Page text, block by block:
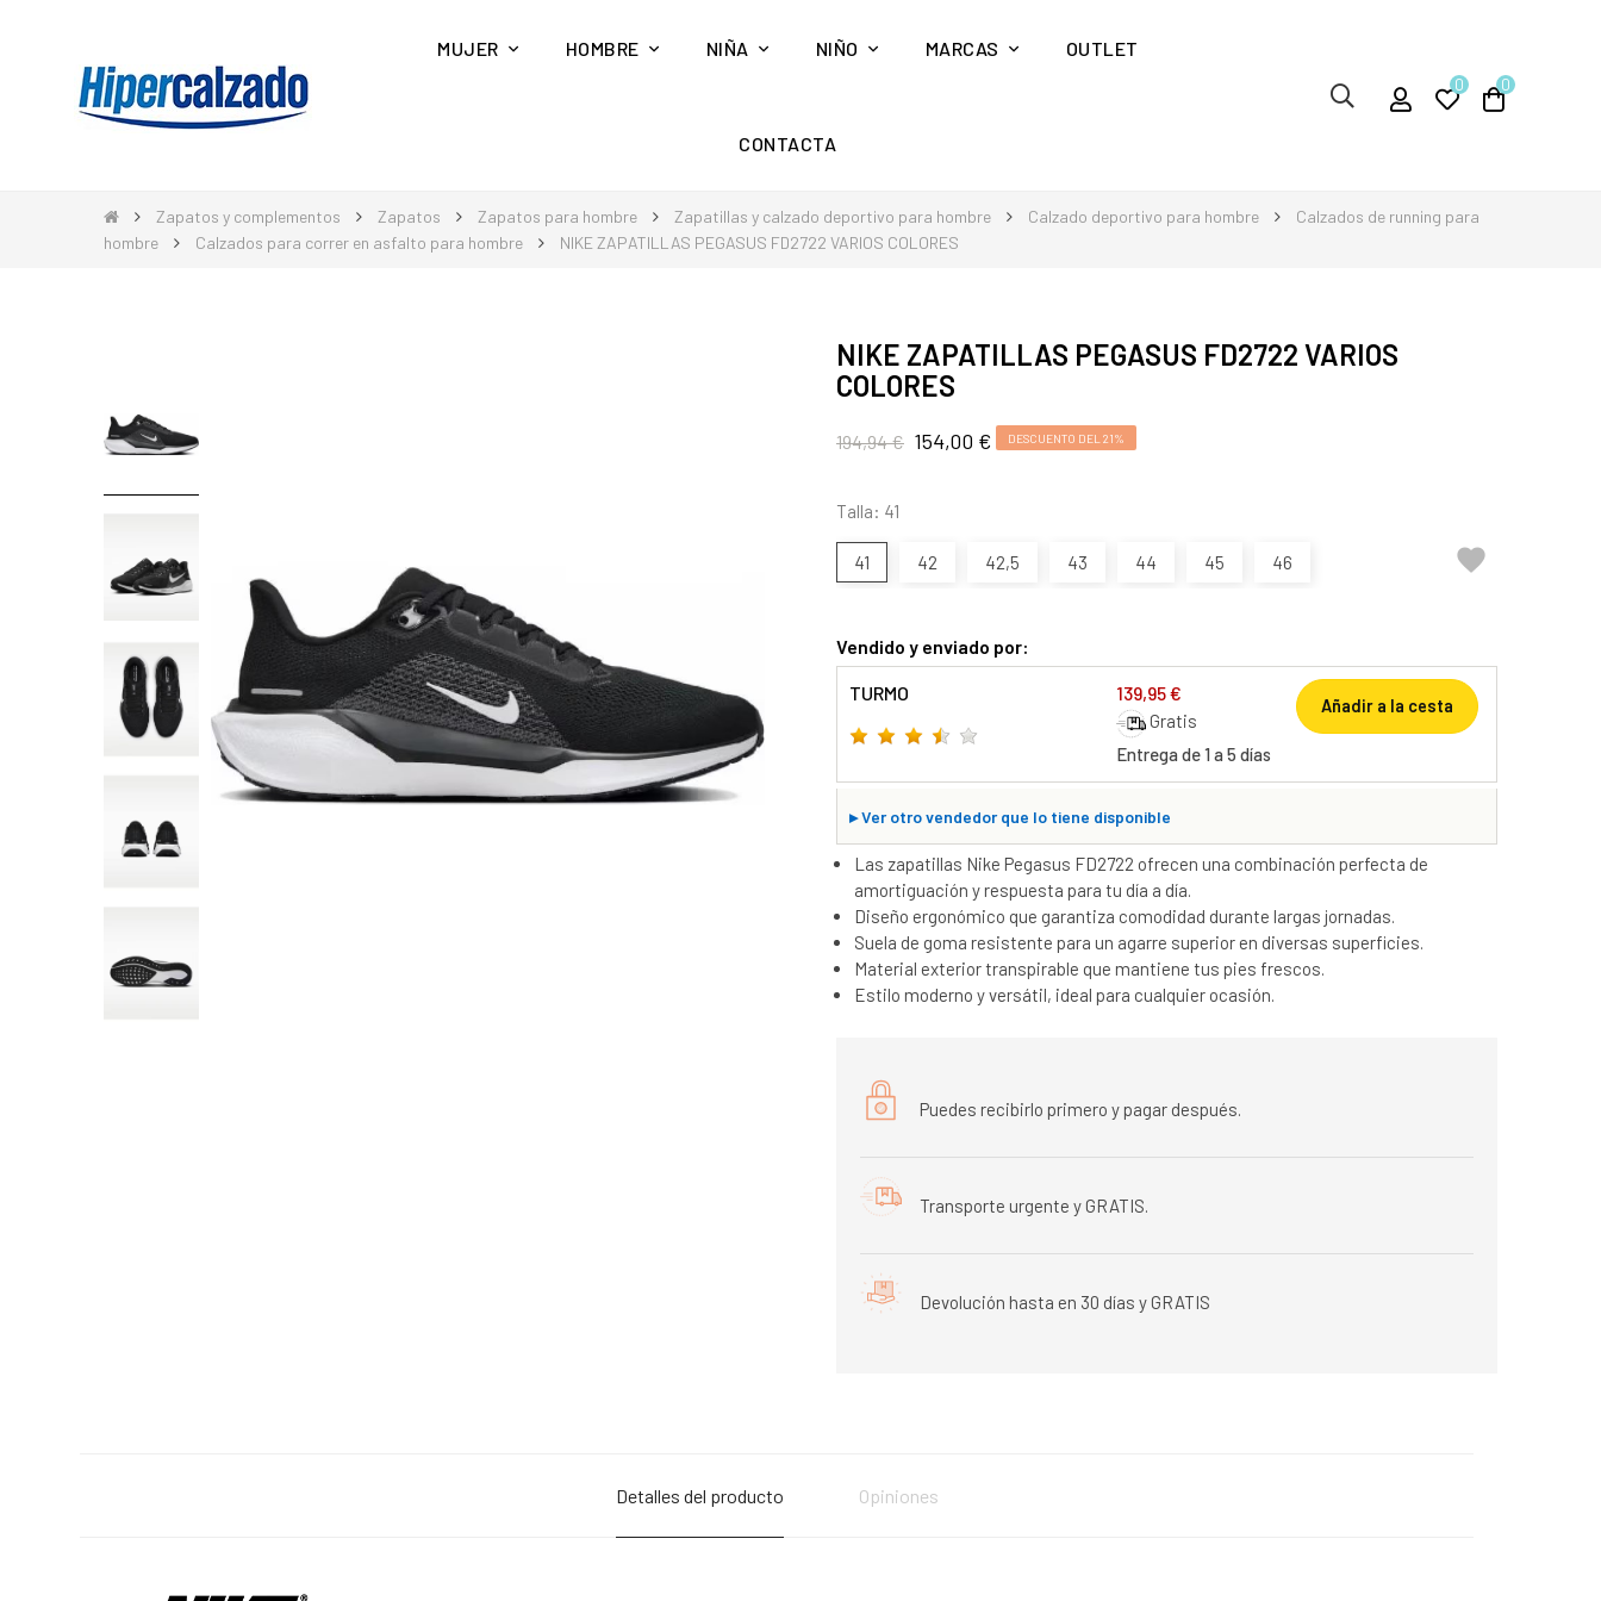
MUJER HOMBRE NIÑA NIÑO MARCAS OUTLET
CONTACTA
0 0
Zapatos y complementos Zapatos Zapatos para hombre Zapatillas y calzado deportivo para hombre Calzado deportivo para hombre
Calzados de running para
hombre
Calzados para correr en asfalto para hombre NIKE ZAPATILLAS PEGASUS FD2722 VARIOS COLORES
NIKE ZAPATILLAS PEGASUS FD2722 VARIOS
COLORES
194,94 € 154,00 € DESCUENTO DEL 21%
Talla: 41
41 42 42,5 43 44 45 46 
Vendido y enviado por:
TURMO 139,95 €
Gratis
Entrega de 1 a 5 días
Añadir a la cesta
▸Ver otro vendedor que lo tiene disponible
Las zapatillas Nike Pegasus FD2722 ofrecen una combinación perfecta de
amortiguación y respuesta para tu día a día.
Diseño ergonómico que garantiza comodidad durante largas jornadas.
Suela de goma resistente para un agarre superior en diversas superficies.
Material exterior transpirable que mantiene tus pies frescos.
Estilo moderno y versátil, ideal para cualquier ocasión.
Puedes recibirlo primero y pagar después.
Transporte urgente y GRATIS.
Devolución hasta en 30 días y GRATIS
Detalles del producto Opiniones